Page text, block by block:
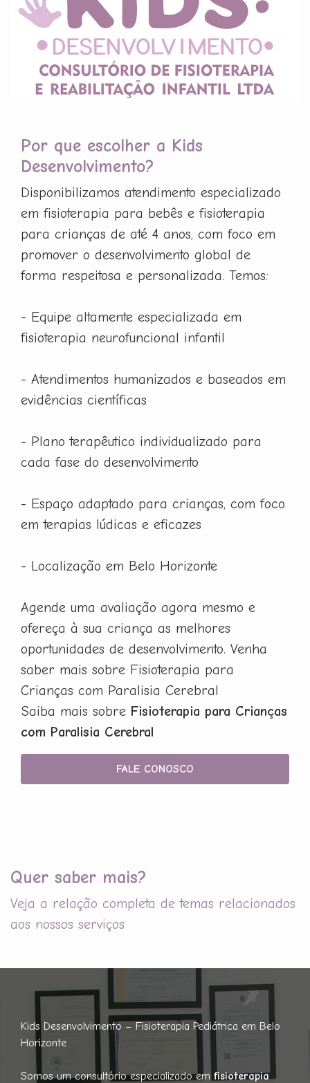
Por que escolher a Kids
Desenvolvimento?
Disponibilizamos atendimento especializado
em fisioterapia para bebês e fisioterapia
para crianças de até 4 anos, com foco em
promover o desenvolvimento global de
forma respeitosa e personalizada. Temos:
- Equipe altamente especializada em
fisioterapia neurofuncional infantil
- Atendimentos humanizados e baseados em
evidências científicas
- Plano terapêutico individualizado para
cada fase do desenvolvimento
- Espaço adaptado para crianças, com foco
em terapias lúdicas e eficazes
- Localização em Belo Horizonte
Agende uma avaliação agora mesmo e
ofereça à sua criança as melhores
oportunidades de desenvolvimento. Venha
saber mais sobre Fisioterapia para
Crianças com Paralisia Cerebral
Saiba mais sobre Fisioterapia para Crianças
com Paralisia Cerebral
FALE CONOSCO
Quer saber mais?
Veja a relação completa de temas relacionados
aos nossos serviços
Kids Desenvolvimento – Fisioterapia Pediátrica em Belo
Horizonte
Somos um consultório especializado em fisioterapia